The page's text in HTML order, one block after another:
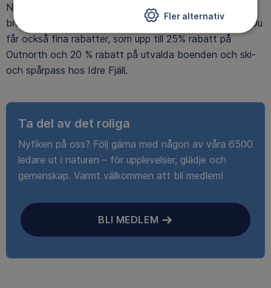
När du blir medlem får du Magasin Friluftsliv i din
brevlåda, med tips, tester och inspirerande reportage. Du
får också fina rabatter, som upp till 25% rabatt på
Outnorth och 20 % rabatt på utvalda boenden och ski-
och spårpass hos Idre Fjäll.
Ta del av det roliga
Nyfiken på oss? Följ gärna med någon av våra 6500
ledare ut i naturen – för upplevelser, glädje och
gemenskap. Varmt välkommen att bli medlem!
BLI MEDLEM
Fler alternativ